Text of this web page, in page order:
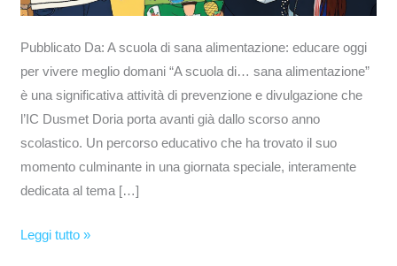
Pubblicato Da: A scuola di sana alimentazione: educare oggi
per vivere meglio domani “A scuola di… sana alimentazione”
è una significativa attività di prevenzione e divulgazione che
l’IC Dusmet Doria porta avanti già dallo scorso anno
scolastico. Un percorso educativo che ha trovato il suo
momento culminante in una giornata speciale, interamente
dedicata al tema […]
Leggi tutto »